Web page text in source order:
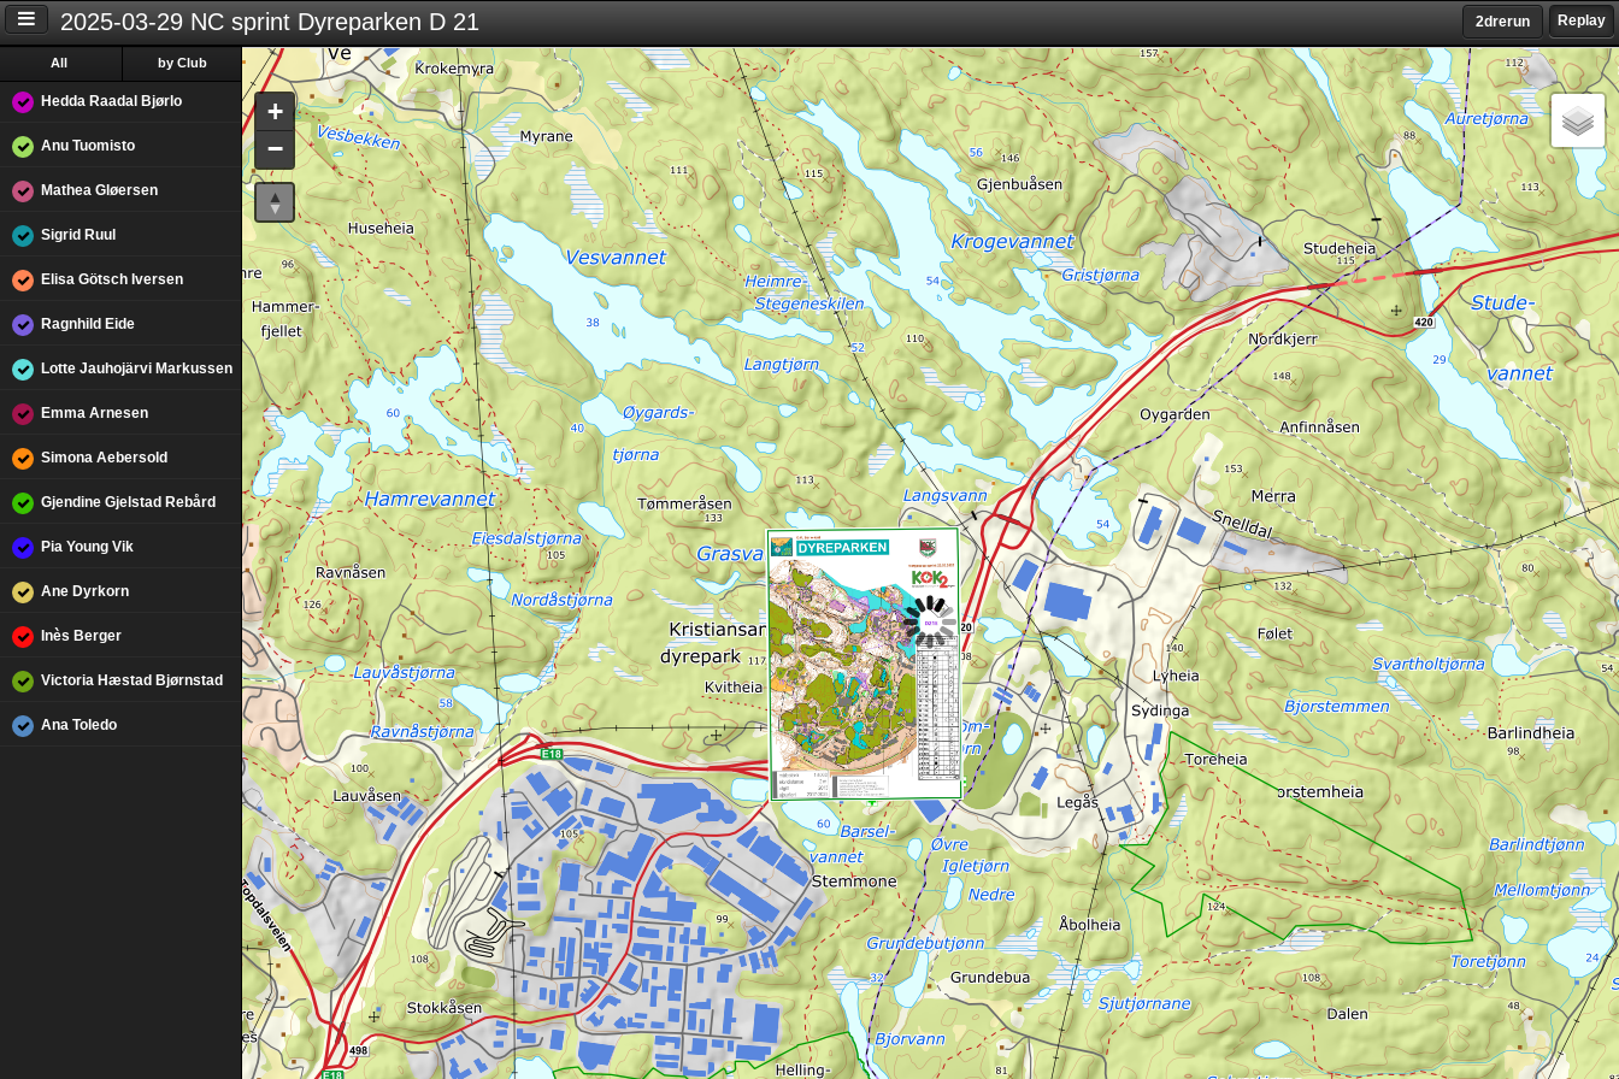
Replay
2drerun
2025-03-29 NC sprint Dyreparken D 21
Hedda Raadal Bjørlo
Anu Tuomisto
Mathea Gløersen
Sigrid Ruul
Elisa Götsch Iversen
Ragnhild Eide
Lotte Jauhojärvi Markussen
Emma Arnesen
Simona Aebersold
Gjendine Gjelstad Rebård
Pia Young Vik
Ane Dyrkorn
Inès Berger
Victoria Hæstad Bjørnstad
Ana Toledo
All by Club
+
−